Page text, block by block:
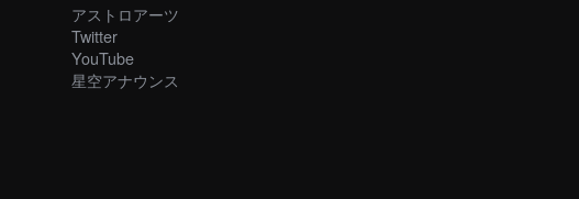
アストロアーツ
Twitter
YouTube
星空アナウンス